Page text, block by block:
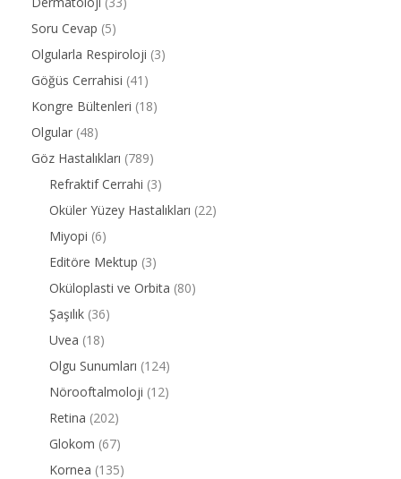
Soru Cevap (5)
Olgularla Respiroloji (3)
Göğüs Cerrahisi (41)
Kongre Bültenleri (18)
Olgular (48)
Göz Hastalıkları (789)
Refraktif Cerrahi (3)
Oküler Yüzey Hastalıkları (22)
Miyopi (6)
Editöre Mektup (3)
Oküloplasti ve Orbita (80)
Şaşılık (36)
Uvea (18)
Olgu Sunumları (124)
Nörooftalmoloji (12)
Retina (202)
Glokom (67)
Kornea (135)